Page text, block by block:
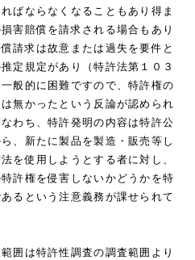
ばならなくなることもあり得ま
害賠償を請求される場合もあり
請求は故意または過失を要件と
定規定があり（特許法第１０３
般的に困難ですので、特許権の
無かったという反論が認められ
わち、特許発明の内容は特許公
、新たに製品を製造・販売等し
を使用しようとする者に対し、
許権を侵害しないかどうかを特
るという注意義務が課せられて
囲は特許性調査の調査範囲より